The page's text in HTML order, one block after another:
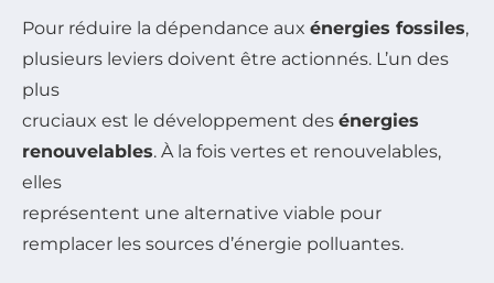
Pour réduire la dépendance aux énergies fossiles,
plusieurs leviers doivent être actionnés. L’un des
plus
cruciaux est le développement des énergies
renouvelables. À la fois vertes et renouvelables,
elles
représentent une alternative viable pour
remplacer les sources d’énergie polluantes.